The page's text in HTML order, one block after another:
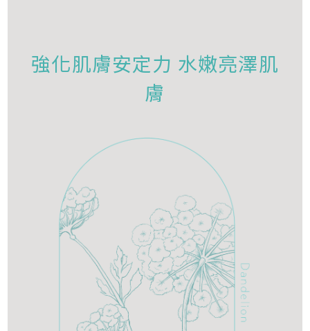
強化肌膚安定力 水嫩亮澤肌
膚